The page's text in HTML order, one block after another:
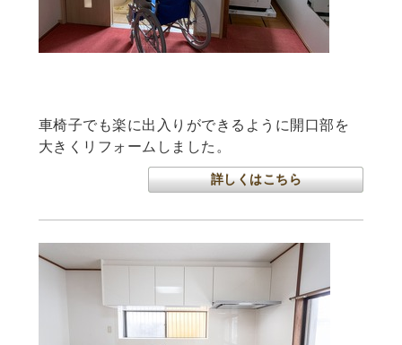
車椅子でも楽に出入りができるように開口部を
大きくリフォームしました。
詳しくはこちら